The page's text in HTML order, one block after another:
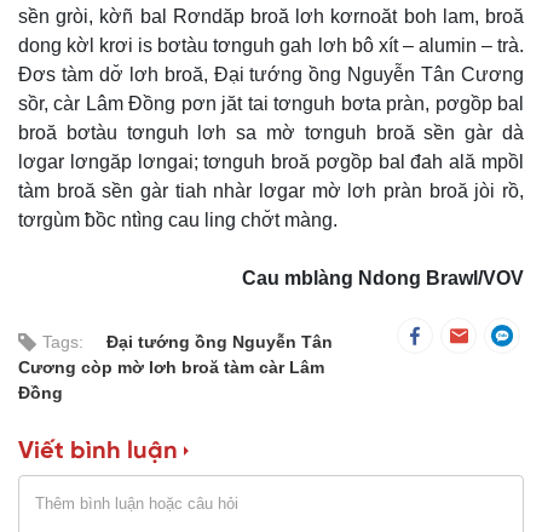
sền gròi, kờñ bal Rơndăp broă lơh kơrnoăt boh lam, broă
dong kờl krơi is bơtàu tơnguh gah lơh bô xít – alumin – trà.
Đơs tàm dơ̆ lơh broă, Đại tướng ồng Nguyễn Tân Cương
sồr, càr Lâm Đồng pơn jăt tai tơnguh bơta pràn, pơgồp bal
broă bơtàu tơnguh lơh sa mờ tơnguh broă sền gàr dà
lơgar lơngăp lơngai; tơnguh broă pơgồp bal đah ală mpồl
tàm broă sền gàr tiah nhàr lơgar mờ lơh pràn broă jòi rồ,
tơrgùm ƀồc ntìng cau ling chơ̆t màng.
Cau mblàng Ndong Brawl/VOV
Tags:
Đại tướng ồng Nguyễn Tân
Cương còp mờ lơh broă tàm càr Lâm
Đồng
Viết bình luận